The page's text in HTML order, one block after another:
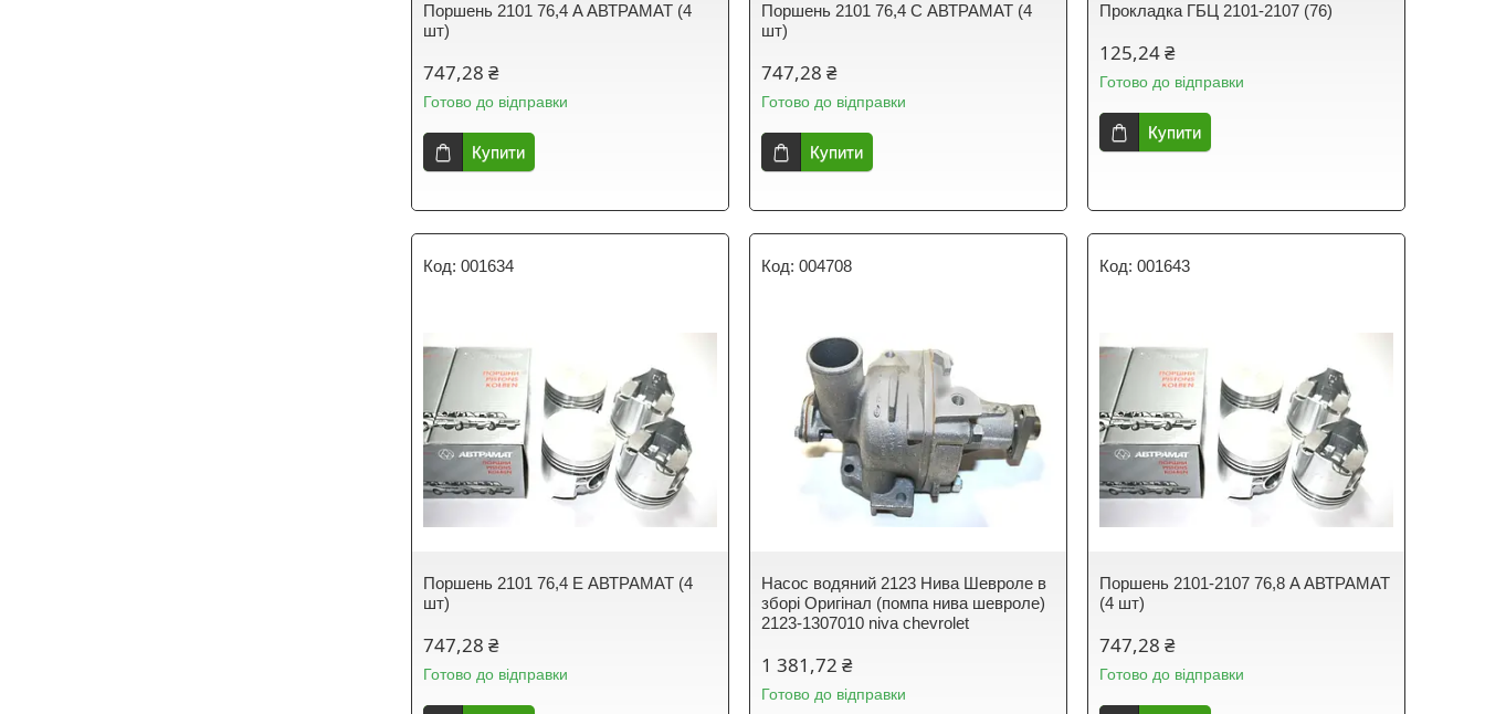
Поршень 2101 76,4 A АВТРАМАТ (4
шт)
747,28 ₴
Готово до відправки
Купити
Поршень 2101 76,4 C АВТРАМАТ (4
шт)
747,28 ₴
Готово до відправки
Купити
Прокладка ГБЦ 2101-2107 (76)
125,24 ₴
Готово до відправки
Купити
001634
Поршень 2101 76,4 E АВТРАМАТ (4
шт)
747,28 ₴
Готово до відправки
004708
Насос водяний 2123 Нива Шевроле в
зборі Оригінал (помпа нива шевроле)
2123-1307010 niva chevrolet
1 381,72 ₴
Готово до відправки
001643
Поршень 2101-2107 76,8 A АВТРАМАТ
(4 шт)
747,28 ₴
Готово до відправки